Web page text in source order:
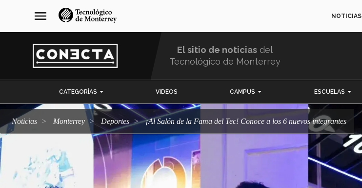
navegación
principal
menu NOTICIAS
El sitio de noticias del
Tecnológico de Monterrey
CATEGORÍAS VIDEOS CAMPUS ESCUELAS
Noticias Monterrey deportes ¡Al Salón de la Fama del Tec! Conoce a los 6 nuevos integrantes